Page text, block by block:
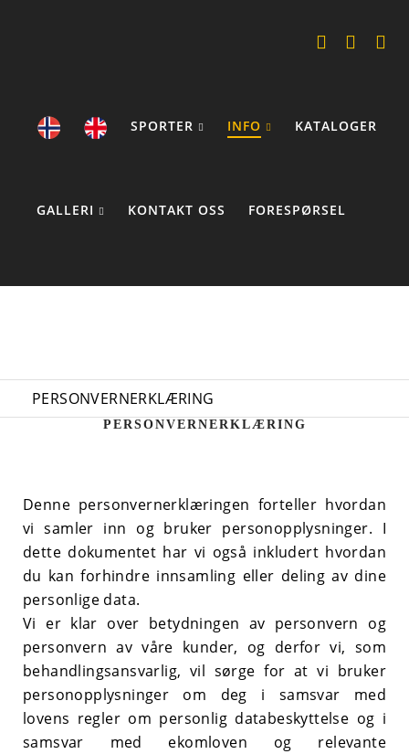
SPORTER INFO KATALOGER
GALLERI KONTAKT OSS FORESPØRSEL
PERSONVERNERKLÆRING
PERSONVERNERKLÆRING
Denne personvernerklæringen forteller hvordan
vi samler inn og bruker personopplysninger. I
dette dokumentet har vi også inkludert hvordan
du kan forhindre innsamling eller deling av dine
personlige data.
Vi er klar over betydningen av personvern og
personvern av våre kunder, og derfor vi, som
behandlingsansvarlig, vil sørge for at vi bruker
personopplysninger om deg i samsvar med
lovens regler om personlig databeskyttelse og i
samsvar med ekomloven og relevante